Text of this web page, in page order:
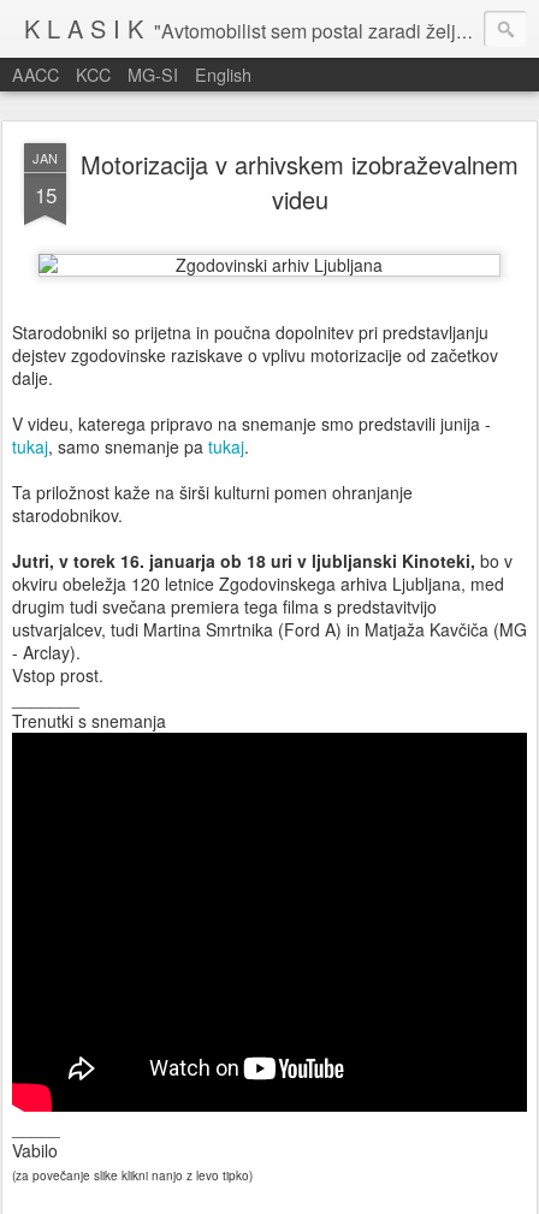
K L A S I K "Avtomobilist sem postal zaradi želje po potovanju in dejavnosti v prostem času." Baron Anton Codelli
AACC KCC MG-SI English
JAN
15
Motorizacija v arhivskem izobraževalnem
videu
Starodobniki so prijetna in poučna dopolnitev pri predstavljanju
dejstev zgodovinske raziskave o vplivu motorizacije od začetkov
dalje.
V videu, katerega pripravo na snemanje smo predstavili junija -
tukaj, samo snemanje pa tukaj.
Ta priložnost kaže na širši kulturni pomen ohranjanje
starodobnikov.
Jutri, v torek 16. januarja ob 18 uri v ljubljanski Kinoteki, bo v
okviru obeležja 120 letnice Zgodovinskega arhiva Ljubljana, med
drugim tudi svečana premiera tega filma s predstavitvijo
ustvarjalcev, tudi Martina Smrtnika (Ford A) in Matjaža Kavčiča (MG
- Arclay).
Vstop prost.
Trenutki s snemanja
Vabilo
(za povečanje slike klikni nanjo z levo tipko)